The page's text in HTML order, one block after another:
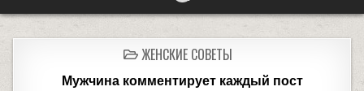
ЖЕНСКИЕ СОВЕТЫ
Мужчина комментирует каждый пост